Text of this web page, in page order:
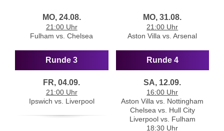
MO, 31.08.
21:00 Uhr
Aston Villa vs. Arsenal
MO, 24.08.
21:00 Uhr
Fulham vs. Chelsea
Runde 3
FR, 04.09.
21:00 Uhr
Ipswich vs. Liverpool
Runde 4
SA, 12.09.
16:00 Uhr
Aston Villa vs. Nottingham
Chelsea vs. Hull City
Liverpool vs. Fulham
18:30 Uhr